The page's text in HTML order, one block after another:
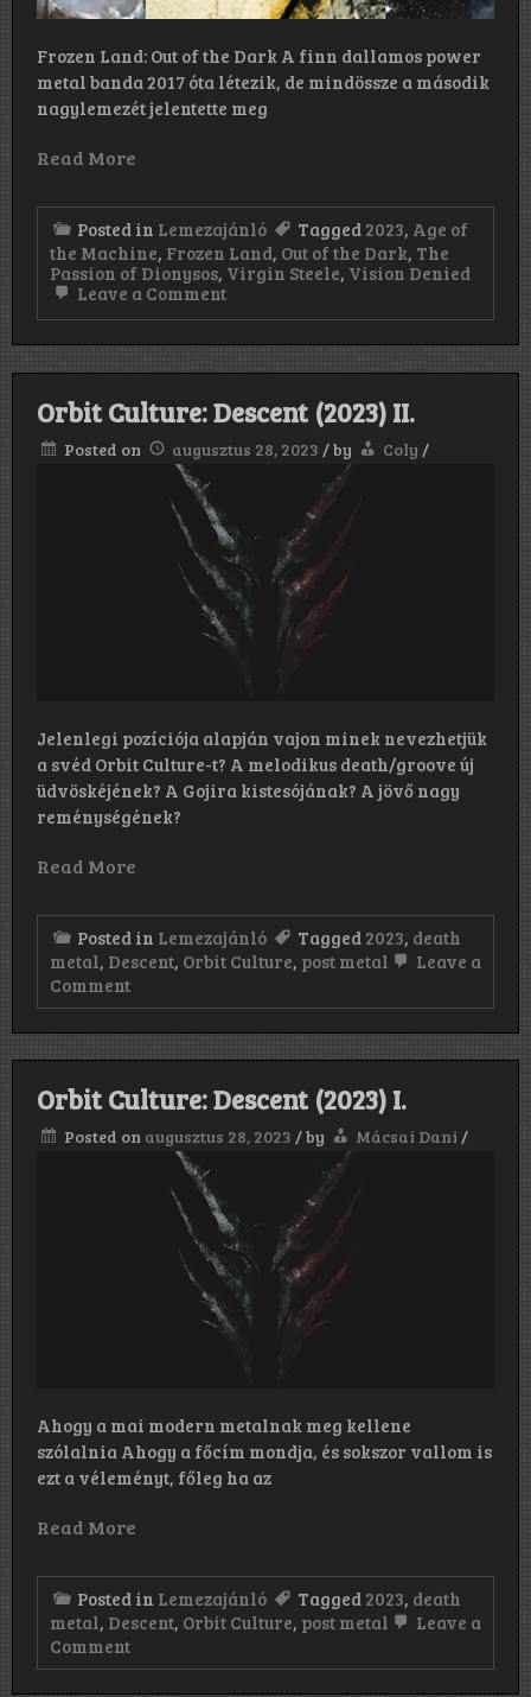
Frozen Land: Out of the Dark A finn dallamos power
metal banda 2017 óta létezik, de mindössze a második
nagylemezét jelentette meg
Read More
Posted in Lemezajánló Tagged 2023, Age of
the Machine, Frozen Land, Out of the Dark, The
Passion of Dionysos, Virgin Steele, Vision Denied
Leave a Commenton
Frozen
Land
Virgin
–
Orbit Culture: Descent (2023) II.
Posted on augusztus 28, 2023 /by Coly /
Jelenlegi pozíciója alapján vajon minek nevezhetjük
a svéd Orbit Culture-t? A melodikus death/groove új
üdvöskéjének? A Gojira kistesójának? A jövő nagy
reménységének?
Read More
Posted in Lemezajánló Tagged 2023, death
metal, Descent, Orbit Culture, post metal
Leave a
Commenton
Orbit
(2023)
II.
Orbit Culture: Descent (2023) I.
Posted on augusztus 28, 2023 /by Mácsai Dani /
Ahogy a mai modern metalnak meg kellene
szólalnia Ahogy a főcím mondja, és sokszor vallom is
ezt a véleményt, főleg ha az
Read More
Posted in Lemezajánló Tagged 2023, death
metal, Descent, Orbit Culture, post metal
Leave a
Commenton
Orbit